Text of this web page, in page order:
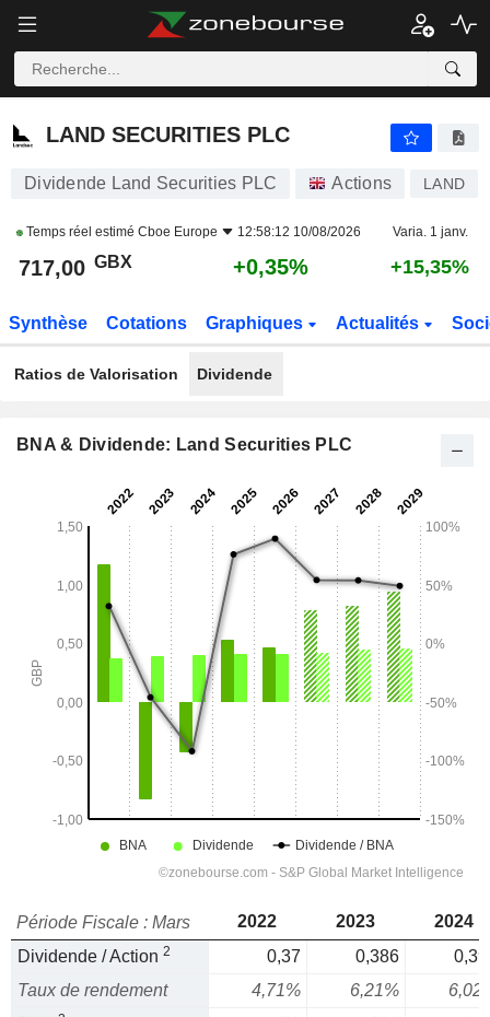
LAND SECURITIES PLC
LAND SECURITIES PLC
Dividende Land Securities PLC Actions LAND
Temps réel estimé Cboe Europe 12:58:12 10/08/2026 Varia. 1 janv.
717,00 GBX +0,35% +15,35%
Synthèse Cotations Graphiques Actualités
Ratios de Valorisation Dividende
BNA & Dividende: Land Securities PLC
Période Fiscale : Mars 2022 2023
2024
Dividende / Action 2 0,37 0,386
Taux de rendement
4,71% 6,21%